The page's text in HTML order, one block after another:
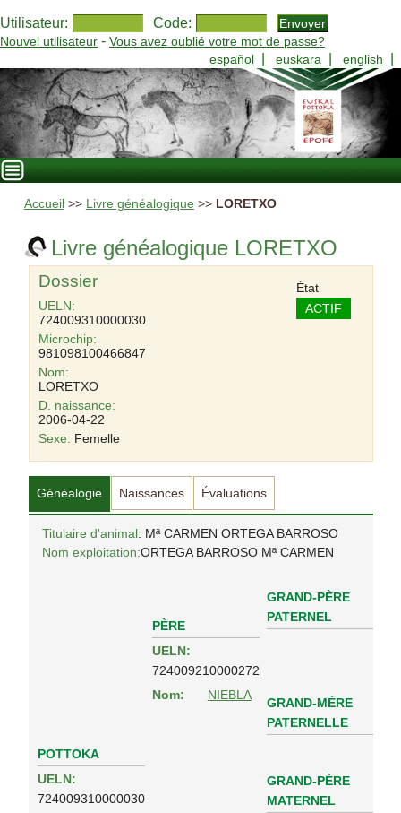
Utilisateur: Code:
Nouvel utilisateur - Vous avez oublié votre mot de passe?
español
euskara english
Accueil >> Livre généalogique >> LORETXO
Livre généalogique LORETXO
Dossier
UELN:
724009310000030
Microchip:
981098100466847
Nom:
LORETXO
D. naissance:
2006-04-22
Sexe: Femelle
État
ACTIF
Généalogie Naissances Évaluations
Titulaire d'animal: Mª CARMEN ORTEGA BARROSO
Nom exploitation:ORTEGA BARROSO Mª CARMEN
POTTOKA
UELN:
724009310000030
PÈRE
UELN:
724009210000272
Nom:
NIEBLA
GRAND-PÈRE
PATERNEL
GRAND-MÈRE
PATERNELLE
GRAND-PÈRE
MATERNEL